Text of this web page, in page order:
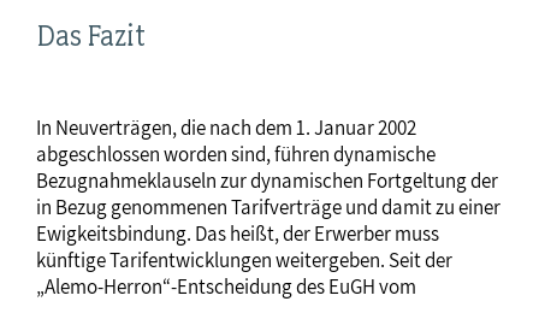
Das Fazit
In Neuverträgen, die nach dem 1. Januar 2002
abgeschlossen worden sind, führen dynamische
Bezugnahmeklauseln zur dynamischen Fortgeltung der
in Bezug genommenen Tarifverträge und damit zu einer
Ewigkeitsbindung. Das heißt, der Erwerber muss
künftige Tarifentwicklungen weitergeben. Seit der
„Alemo-Herron“-Entscheidung des EuGH vom